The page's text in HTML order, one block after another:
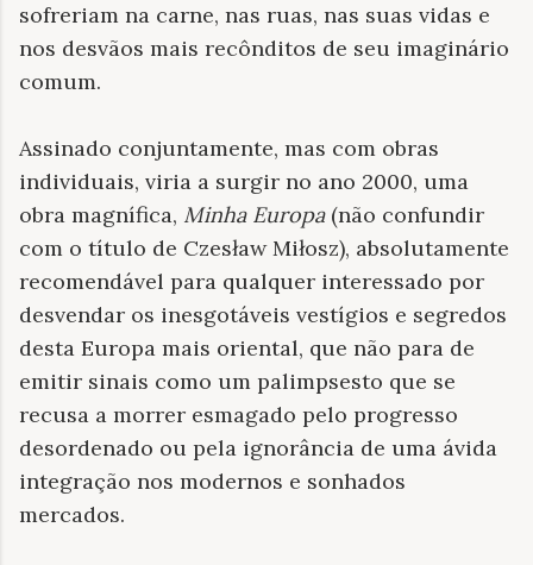
sofreriam na carne, nas ruas, nas suas vidas e
nos desvãos mais recônditos de seu imaginário
comum.
Assinado conjuntamente, mas com obras
individuais, viria a surgir no ano 2000, uma
obra magnífica, Minha Europa(não confundir
com o título de Czesław Miłosz), absolutamente
recomendável para qualquer interessado por
desvendar os inesgotáveis vestígios e segredos
desta Europa mais oriental, que não para de
emitir sinais como um palimpsesto que se
recusa a morrer esmagado pelo progresso
desordenado ou pela ignorância de uma ávida
integração nos modernos e sonhados
mercados.